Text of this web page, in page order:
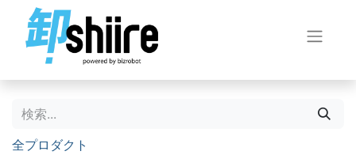
全プロダクト